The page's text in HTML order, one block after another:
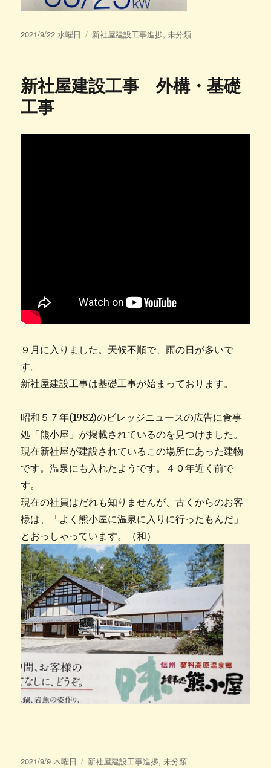
投
2021/9/22 水曜日
カ
ー
新社屋建設工事進捗,未分類
新社屋建設工事 外構・基礎
工事
９月に入りました。天候不順で、雨の日が多いで
す。
新社屋建設工事は基礎工事が始まっております。
昭和５７年(1982)のビレッジニュースの広告に食事
処「熊小屋」が掲載されているのを見つけました。
現在新社屋が建設されているこの場所にあった建物
です。温泉にも入れたようです。４０年近く前で
す。
現在の社員はだれも知りませんが、古くからのお客
様は、「よく熊小屋に温泉に入りに行ったもんだ」
とおっしゃっています。（和）
投
2021/9/9 木曜日
カ
新社屋建設工事進捗,未分類